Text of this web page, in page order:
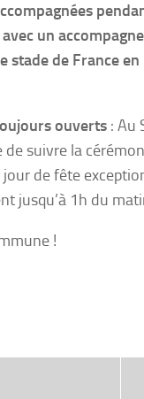
un
stade de France
ouverts : Au
suivre la
de fête
jusqu’à 1h du
!